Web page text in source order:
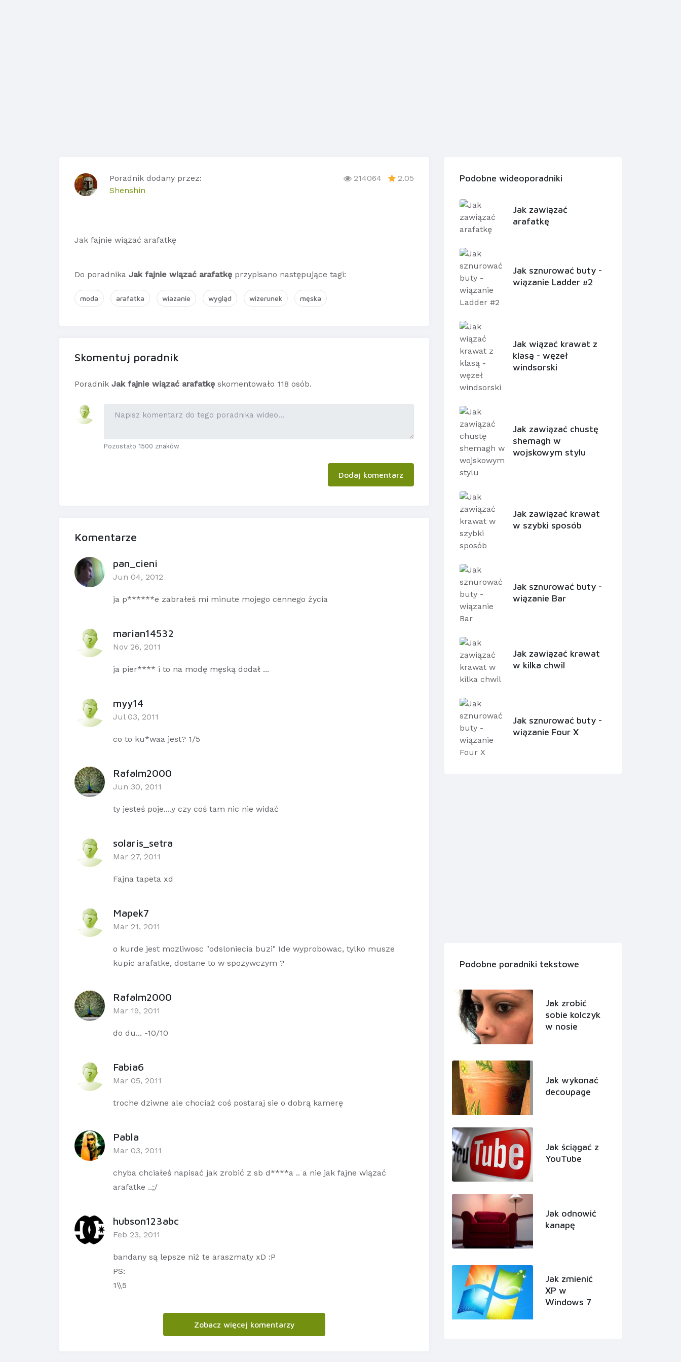
Poradnik dodany przez:
Shenshin
214064 2.05
Jak fajnie wiązać arafatkę
Do poradnika Jak fajnie wiązać arafatkę przypisano następujące tagi:
moda arafatka wiazanie wygląd wizerunek męska
Skomentuj poradnik
Poradnik Jak fajnie wiązać arafatkę skomentowało 118 osób.
Pozostało 1500 znaków
Dodaj komentarz
Komentarze
pan_cieni
Jun 04, 2012
ja p******e zabrałeś mi minute mojego cennego życia
marian14532
Nov 26, 2011
ja pier**** i to na modę męską dodał ...
myy14
Jul 03, 2011
co to ku*waa jest? 1/5
Rafalm2000
Jun 30, 2011
ty jesteś poje....y czy coś tam nic nie widać
solaris_setra
Mar 27, 2011
Fajna tapeta xd
Mapek7
Mar 21, 2011
o kurde jest mozliwosc "odsloniecia buzi" Ide wyprobowac, tylko musze
kupic arafatke, dostane to w spozywczym ?
Rafalm2000
Mar 19, 2011
do du... -10/10
Fabia6
Mar 05, 2011
troche dziwne ale chociaż coś postaraj sie o dobrą kamerę
Pabla
Mar 03, 2011
chyba chciałeś napisać jak zrobić z sb d****a .. a nie jak fajne wiązać
arafatke ..;/
hubson123abc
Feb 23, 2011
bandany są lepsze niż te araszmaty xD :P
PS:
1\\5
Zobacz więcej komentarzy
Podobne wideoporadniki
Jak zawiązać
arafatkę
Jak sznurować buty -
wiązanie Ladder #2
Jak wiązać krawat z
klasą - węzeł
windsorski
Jak zawiązać chustę
shemagh w
wojskowym stylu
Jak zawiązać krawat
w szybki sposób
Jak sznurować buty -
wiązanie Bar
Jak zawiązać krawat
w kilka chwil
Jak sznurować buty -
wiązanie Four X
Podobne poradniki tekstowe
Jak zrobić
sobie kolczyk
w nosie
Jak wykonać
decoupage
Jak ściągać z
YouTube
Jak odnowić
kanapę
Jak zmienić
XP w
Windows 7